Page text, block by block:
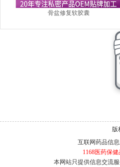
骨盆修复软胶囊
版
互联网药品信
1168医药保
本网站只提供信息交流